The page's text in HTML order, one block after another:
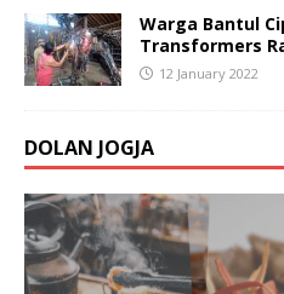
Warga Bantul
Transformers
12 January 2022
DOLAN JOGJA